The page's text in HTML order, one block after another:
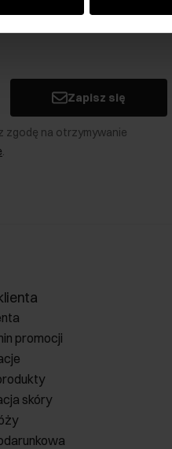
Zapisz się
zgodę na otrzymywanie
.
promocji
skóry